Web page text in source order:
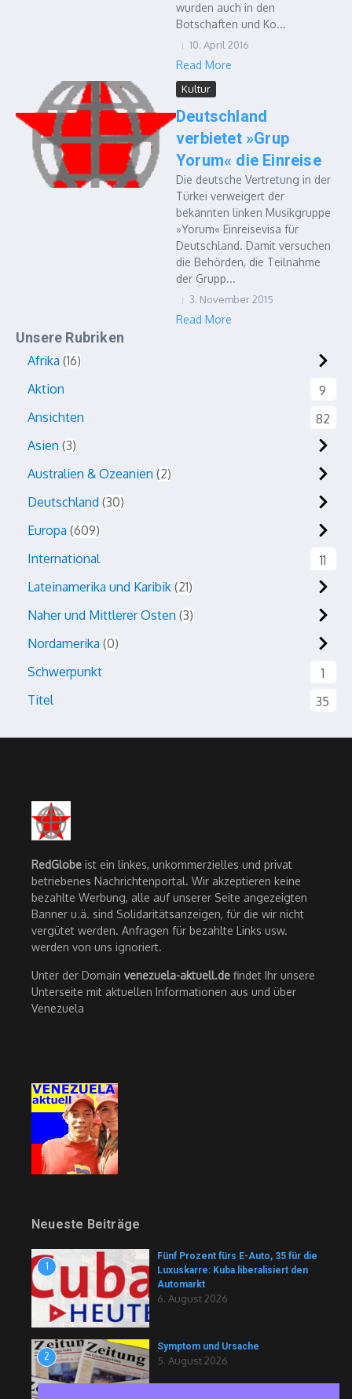
wurden auch in den
Botschaften und Ko...
10. April 2016
Read More
Kultur
Deutschland
verbietet »Grup
Yorum« die Einreise
Die deutsche Vertretung in der
Türkei verweigert der
bekannten linken Musikgruppe
»Yorum« Einreisevisa für
Deutschland. Damit versuchen
die Behörden, die Teilnahme
der Grupp...
3. November 2015
Read More
Unsere Rubriken
Afrika 16
Aktion
9
Ansichten
82
Asien 3
Australien & Ozeanien 2
Deutschland 30
Europa 609
International
11
Lateinamerika und Karibik 21
Naher und Mittlerer Osten 3
Nordamerika 0
Schwerpunkt
1
Titel
35
RedGlobe ist ein linkes, unkommerzielles und privat
betriebenes Nachrichtenportal. Wir akzeptieren keine
bezahlte Werbung, alle auf unserer Seite angezeigten
Banner u.ä. sind Solidaritätsanzeigen, für die wir nicht
vergütet werden. Anfragen für bezahlte Links usw.
werden von uns ignoriert.
Unter der Domain venezuela-aktuell.de findet Ihr unsere
Unterseite mit aktuellen Informationen aus und über
Venezuela
Neueste Beiträge
1
Fünf Prozent fürs E-Auto, 35 für die
Luxuskarre: Kuba liberalisiert den
Automarkt
6. August 2026
2
Symptom und Ursache
5. August 2026